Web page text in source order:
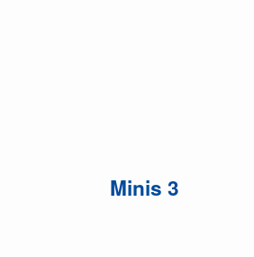
Minis 3